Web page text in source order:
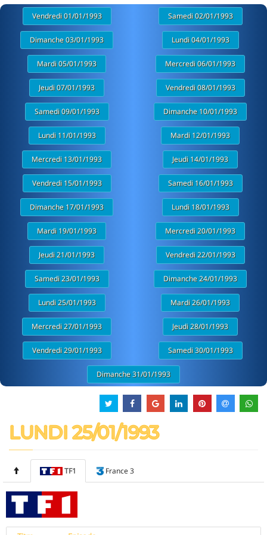
Vendredi 01/01/1993 Samedi 02/01/1993
Dimanche 03/01/1993 Lundi 04/01/1993
Mardi 05/01/1993 Mercredi 06/01/1993
Jeudi 07/01/1993 Vendredi 08/01/1993
Samedi 09/01/1993 Dimanche 10/01/1993
Lundi 11/01/1993 Mardi 12/01/1993
Mercredi 13/01/1993 Jeudi 14/01/1993
Vendredi 15/01/1993 Samedi 16/01/1993
Dimanche 17/01/1993 Lundi 18/01/1993
Mardi 19/01/1993 Mercredi 20/01/1993
Jeudi 21/01/1993 Vendredi 22/01/1993
Samedi 23/01/1993 Dimanche 24/01/1993
Lundi 25/01/1993 Mardi 26/01/1993
Mercredi 27/01/1993 Jeudi 28/01/1993
Vendredi 29/01/1993 Samedi 30/01/1993
Dimanche 31/01/1993
LUNDI 25/01/1993
TF1 France 3